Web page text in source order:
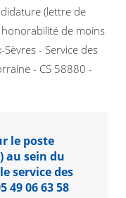
(lettre de
de moins
- Service des
- CS 58880 -
le poste
au sein du
service des
49 06 63 58